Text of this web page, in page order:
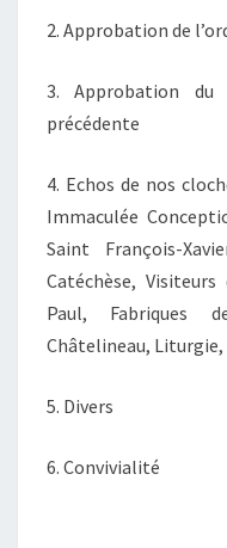
2. Approbation de
3. Approbation du
précédente
4. Echos de nos
Immaculée
Saint François-
Catéchèse,
Paul, Fabriques
Châtelineau, Liturgie,
5. Divers
6. Convivialité